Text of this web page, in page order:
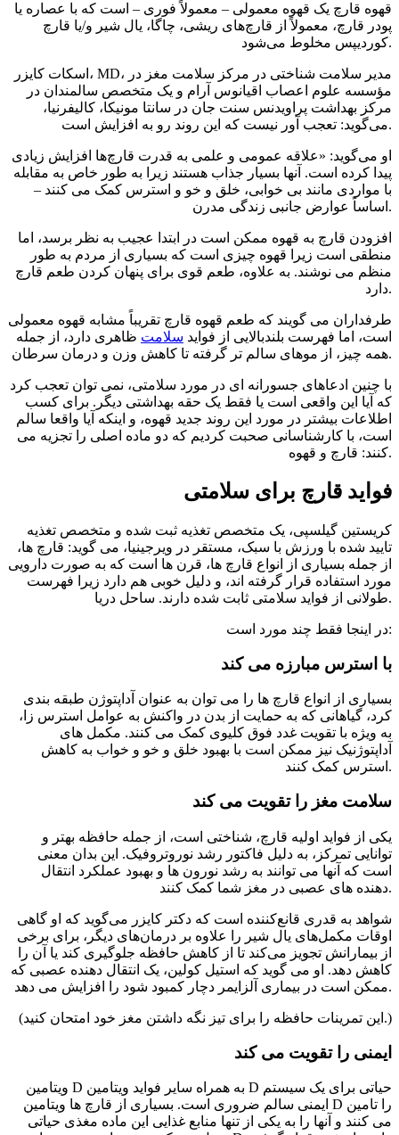
قهوه قارچ یک قهوه معمولی – معمولاً فوری – است که با عصاره یا
پودر قارچ، معمولاً از قارچ‌های ریشی، چاگا، یال شیر و/یا قارچ
کوردیپس مخلوط می‌شود.
اسکات کایزر، MD، مدیر سلامت شناختی در مرکز سلامت مغز در
مؤسسه علوم اعصاب اقیانوس آرام و یک متخصص سالمندان در
مرکز بهداشت پراویدنس سنت جان در سانتا مونیکا، کالیفرنیا،
می‌گوید: تعجب آور نیست که این روند رو به افزایش است.
او می‌گوید: «علاقه عمومی و علمی به قدرت قارچ‌ها افزایش زیادی
پیدا کرده است. آنها بسیار جذاب هستند زیرا به طور خاص به مقابله
با مواردی مانند بی خوابی، خلق و خو و استرس کمک می کنند –
اساساً عوارض جانبی زندگی مدرن.
افزودن قارچ به قهوه ممکن است در ابتدا عجیب به نظر برسد، اما
منطقی است زیرا قهوه چیزی است که بسیاری از مردم به طور
منظم می نوشند. به علاوه، طعم قوی برای پنهان کردن طعم قارچ
دارد.
طرفداران می گویند که طعم قهوه قارچ تقریباً مشابه قهوه معمولی
است، اما فهرست بلندبالایی از فواید سلامت ظاهری دارد، از جمله
همه چیز، از موهای سالم تر گرفته تا کاهش وزن و درمان سرطان.
با چنین ادعاهای جسورانه ای در مورد سلامتی، نمی توان تعجب کرد
که آیا این واقعی است یا فقط یک حقه بهداشتی دیگر. برای کسب
اطلاعات بیشتر در مورد این روند جدید قهوه، و اینکه آیا واقعا سالم
است، با کارشناسانی صحبت کردیم که دو ماده اصلی را تجزیه می
کنند: قارچ و قهوه.
فواید قارچ برای سلامتی
کریستین گیلسپی، یک متخصص تغذیه ثبت شده و متخصص تغذیه
تایید شده با ورزش با سبک، مستقر در ویرجینیا، می گوید: قارچ ها،
از جمله بسیاری از انواع قارچ ها، قرن ها است که به صورت دارویی
مورد استفاده قرار گرفته اند، و دلیل خوبی هم دارد زیرا فهرست
طولانی از فواید سلامتی ثابت شده دارند. ساحل دریا.
در اینجا فقط چند مورد است:
با استرس مبارزه می کند
بسیاری از انواع قارچ ها را می توان به عنوان آداپتوژن طبقه بندی
کرد، گیاهانی که به حمایت از بدن در واکنش به عوامل استرس زا،
به ویژه با تقویت غدد فوق کلیوی کمک می کنند. مکمل های
آداپتوژنیک نیز ممکن است با بهبود خلق و خو و خواب به کاهش
استرس کمک کنند.
سلامت مغز را تقویت می کند
یکی از فواید اولیه قارچ، شناختی است، از جمله حافظه بهتر و
توانایی تمرکز، به دلیل فاکتور رشد نوروتروفیک. این بدان معنی
است که آنها می توانند به رشد نورون ها و بهبود عملکرد انتقال
دهنده های عصبی در مغز شما کمک کنند.
شواهد به قدری قانع‌کننده است که دکتر کایزر می‌گوید که او گاهی
اوقات مکمل‌های یال شیر را علاوه بر درمان‌های دیگر، برای برخی
از بیمارانش تجویز می‌کند تا از کاهش حافظه جلوگیری کند یا آن را
کاهش دهد. او می گوید که استیل کولین، یک انتقال دهنده عصبی که
ممکن است در بیماری آلزایمر دچار کمبود شود را افزایش می دهد.
(این تمرینات حافظه را برای تیز نگه داشتن مغز خود امتحان کنید.)
ایمنی را تقویت می کند
ویتامین D به همراه سایر فواید ویتامین D حیاتی برای یک سیستم
ایمنی سالم ضروری است. بسیاری از قارچ ها ویتامین D را تامین
می کنند و آنها را به یکی از تنها منابع غذایی این ماده مغذی حیاتی